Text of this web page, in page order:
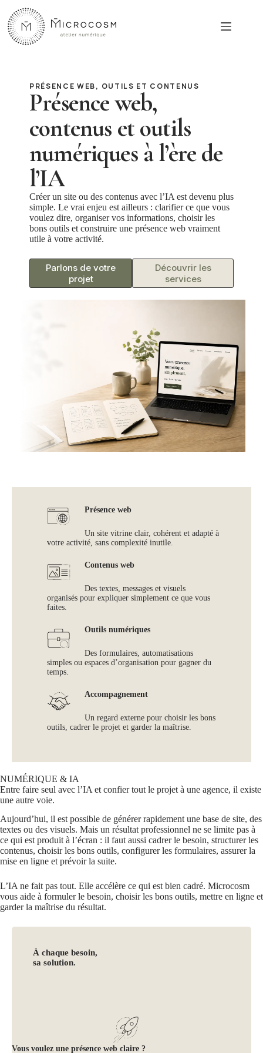
contenu
PRÉSENCE WEB, OUTILS ET CONTENUS
Présence web,
contenus et outils
numériques à l’ère de
l’IA
Créer un site ou des contenus avec l’IA est devenu plus
simple. Le vrai enjeu est ailleurs : clarifier ce que vous
voulez dire, organiser vos informations, choisir les
bons outils et construire une présence web vraiment
utile à votre activité.
Parlons de votre
projet
Découvrir les
services
Présence web
Un site vitrine clair, cohérent et adapté à
votre activité, sans complexité inutile.
Contenus web
Des textes, messages et visuels
organisés pour expliquer simplement ce que vous
faites.
Outils numériques
Des formulaires, automatisations
simples ou espaces d’organisation pour gagner du
temps.
Accompagnement
Un regard externe pour choisir les bons
outils, cadrer le projet et garder la maîtrise.
NUMÉRIQUE & IA
Entre faire seul avec l’IA et confier tout le projet à une agence, il existe
une autre voie.
Aujourd’hui, il est possible de générer rapidement une base de site, des
textes ou des visuels. Mais un résultat professionnel ne se limite pas à
ce qui est produit à l’écran : il faut aussi cadrer le besoin, structurer les
contenus, choisir les bons outils, configurer les formulaires, assurer la
mise en ligne et prévoir la suite.
L’IA ne fait pas tout. Elle accélère ce qui est bien cadré. Microcosm
vous aide à formuler le besoin, choisir les bons outils, mettre en ligne et
garder la maîtrise du résultat.
À chaque besoin,
sa solution.
Vous voulez une présence web claire ?